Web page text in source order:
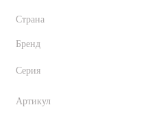
Страна
Бренд
Серия
Артикул